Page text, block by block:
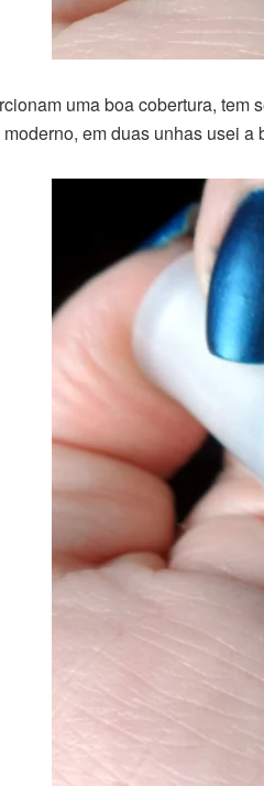
uma boa cobertura,
em duas unhas usei a